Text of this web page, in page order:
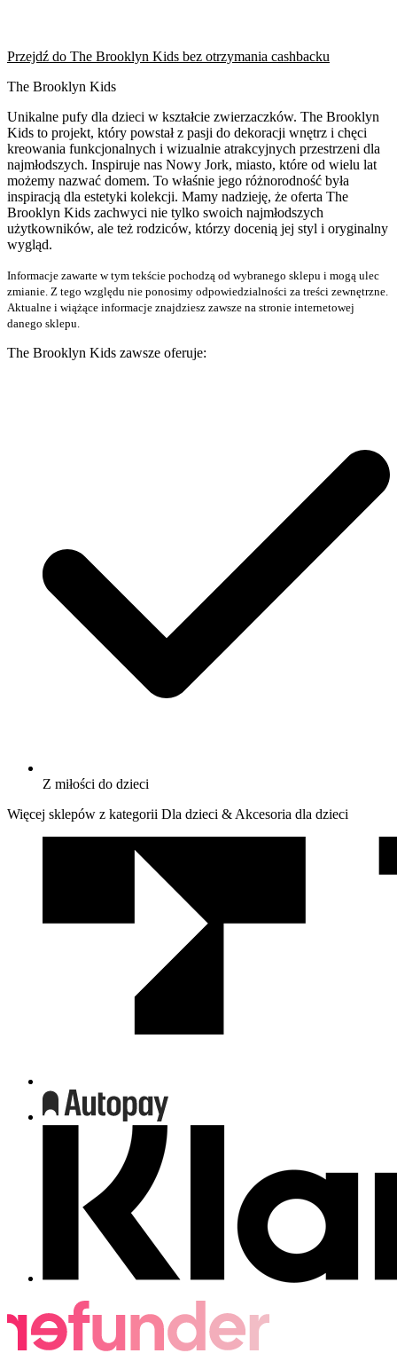
Przejdź do The Brooklyn Kids bez otrzymania cashbacku
The Brooklyn Kids
Unikalne pufy dla dzieci w kształcie zwierzaczków. The Brooklyn
Kids to projekt, który powstał z pasji do dekoracji wnętrz i chęci
kreowania funkcjonalnych i wizualnie atrakcyjnych przestrzeni dla
najmłodszych. Inspiruje nas Nowy Jork, miasto, które od wielu lat
możemy nazwać domem. To właśnie jego różnorodność była
inspiracją dla estetyki kolekcji.​ Mamy nadzieję, że oferta The
Brooklyn Kids zachwyci nie tylko swoich najmłodszych
użytkowników, ale też rodziców, którzy docenią jej styl i oryginalny
wygląd.
Informacje zawarte w tym tekście pochodzą od wybranego sklepu i mogą ulec
zmianie. Z tego względu nie ponosimy odpowiedzialności za treści zewnętrzne.
Aktualne i wiążące informacje znajdziesz zawsze na stronie internetowej
danego sklepu.
The Brooklyn Kids zawsze oferuje:
Z miłości do dzieci
Więcej sklepów z kategorii Dla dzieci & Akcesoria dla dzieci